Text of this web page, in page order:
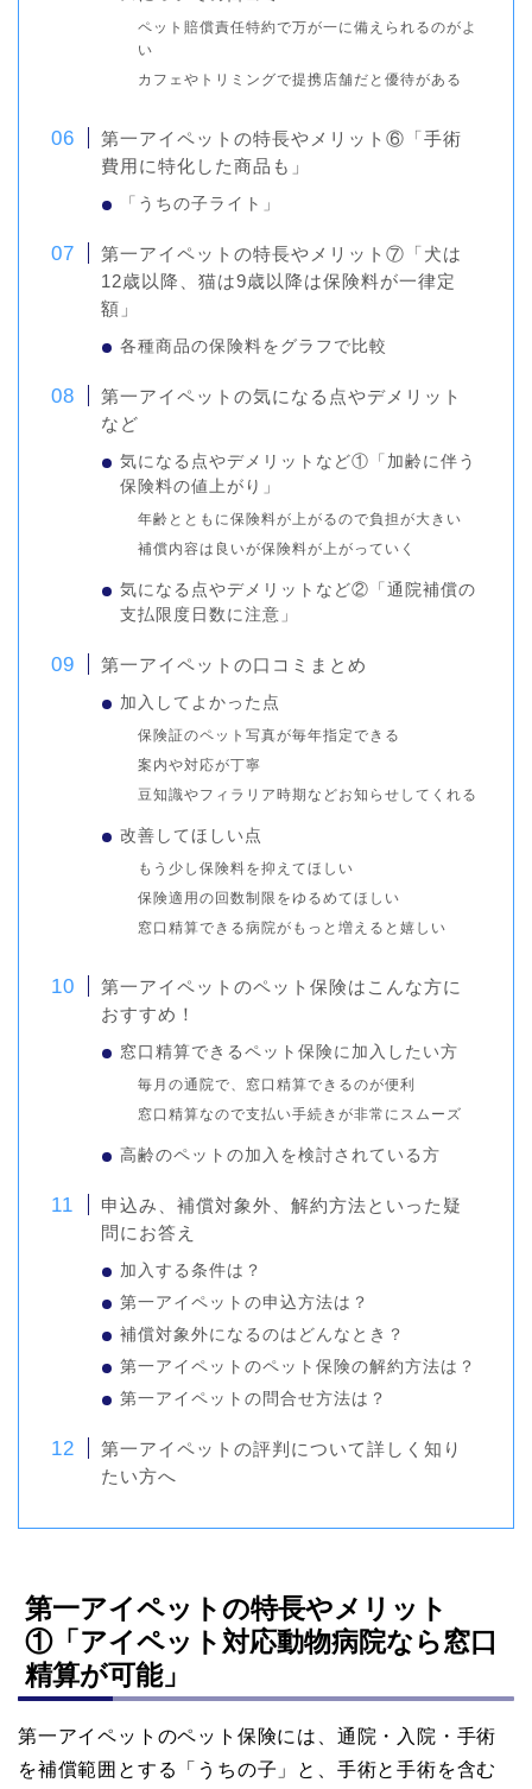
ペット賠償責任特約で万が一に備えられるのがよ
い
カフェやトリミングで提携店舗だと優待がある
第一アイペットの特長やメリット⑥「手術
費用に特化した商品も」
「うちの子ライト」
第一アイペットの特長やメリット⑦「犬は
12歳以降、猫は9歳以降は保険料が一律定
額」
各種商品の保険料をグラフで比較
第一アイペットの気になる点やデメリット
など
気になる点やデメリットなど①「加齢に伴う
保険料の値上がり」
年齢とともに保険料が上がるので負担が大きい
補償内容は良いが保険料が上がっていく
気になる点やデメリットなど②「通院補償の
支払限度日数に注意」
第一アイペットの口コミまとめ
加入してよかった点
保険証のペット写真が毎年指定できる
案内や対応が丁寧
豆知識やフィラリア時期などお知らせしてくれる
改善してほしい点
もう少し保険料を抑えてほしい
保険適用の回数制限をゆるめてほしい
窓口精算できる病院がもっと増えると嬉しい
第一アイペットのペット保険はこんな方に
おすすめ！
窓口精算できるペット保険に加入したい方
毎月の通院で、窓口精算できるのが便利
窓口精算なので支払い手続きが非常にスムーズ
高齢のペットの加入を検討されている方
申込み、補償対象外、解約方法といった疑
問にお答え
加入する条件は？
第一アイペットの申込方法は？
補償対象外になるのはどんなとき？
第一アイペットのペット保険の解約方法は？
第一アイペットの問合せ方法は？
第一アイペットの評判について詳しく知り
たい方へ
第一アイペットの特長やメリット
①「アイペット対応動物病院なら窓口
精算が可能」
第一アイペットのペット保険には、通院・入院・手術
を補償範囲とする「うちの子」と、手術と手術を含む